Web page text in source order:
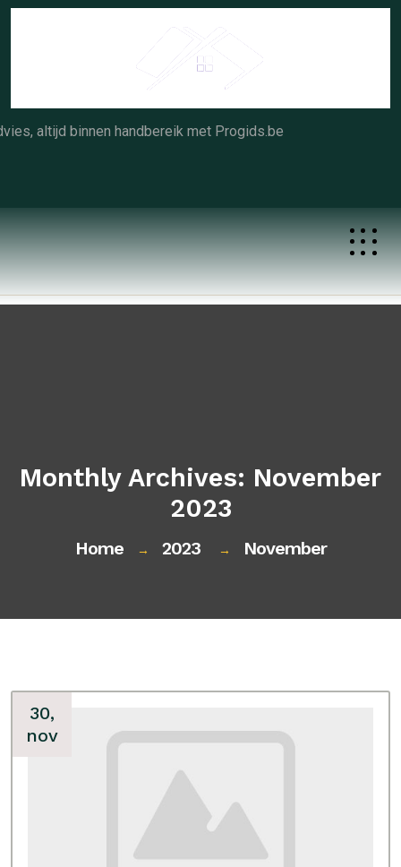
Skip
altijd binnen handbereik met Progids.be
Monthly Archives: November
2023
Home → 2023 → November
30,
nov